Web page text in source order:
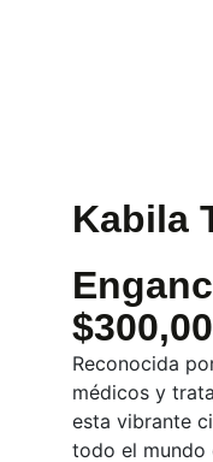
Kabila
Reconocida
médicos y
esta vibrante
todo el mundo